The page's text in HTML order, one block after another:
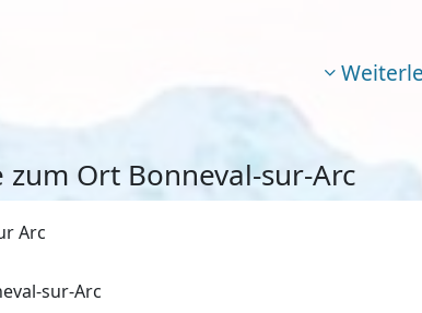
zum Ort Bonneval-sur-Arc
Arc
sur-Arc